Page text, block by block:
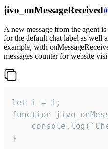
jivo_onMessageReceived#
A new message from the agent
for the default chat label as well
example, with
messages counter for website
let i = 1;
function
}